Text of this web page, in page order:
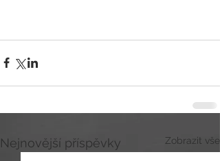
Nejnovější příspěvky Zobrazit vše